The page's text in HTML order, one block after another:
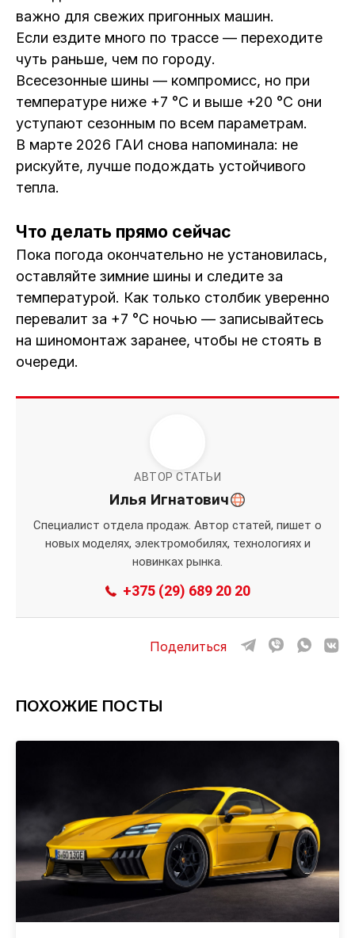
важно для свежих пригонных машин.
Если ездите много по трассе — переходите
чуть раньше, чем по городу.
Всесезонные шины — компромисс, но при
температуре ниже +7 °C и выше +20 °C они
уступают сезонным по всем параметрам.
В марте 2026 ГАИ снова напоминала: не
рискуйте, лучше подождать устойчивого
тепла.
Что делать прямо сейчас
Пока погода окончательно не установилась,
оставляйте зимние шины и следите за
температурой. Как только столбик уверенно
перевалит за +7 °C ночью — записывайтесь
на шиномонтаж заранее, чтобы не стоять в
очереди.
АВТОР СТАТЬИ
Илья Игнатович
Специалист отдела продаж. Автор статей, пишет о
новых моделях, электромобилях, технологиях и
новинках рынка.
+375 (29) 689 20 20
Поделиться
ПОХОЖИЕ ПОСТЫ